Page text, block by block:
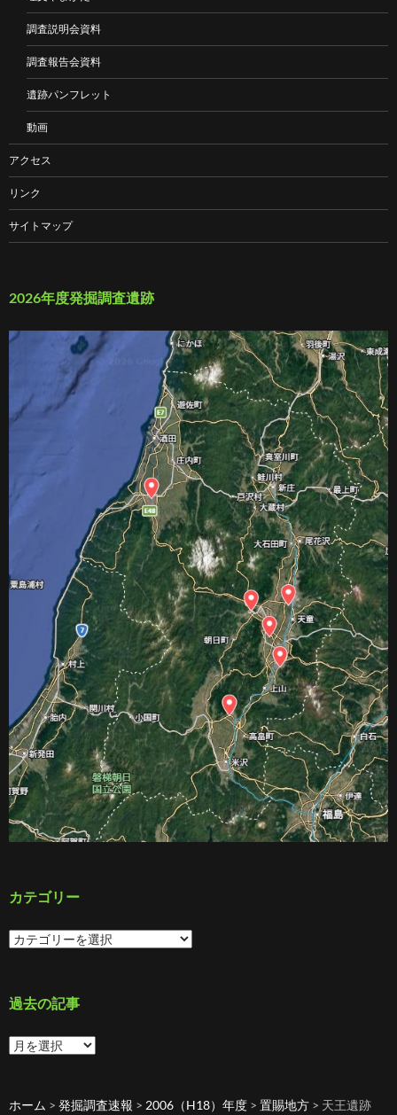
調査説明会資料
調査報告会資料
遺跡パンフレット
動画
アクセス
リンク
サイトマップ
2026年度発掘調査遺跡
カテゴリー
カ
テ
ー
過去の記事
過
去
事
ホーム > 発掘調査速報 > 2006（H18）年度 > 置賜地方 > 天王遺跡